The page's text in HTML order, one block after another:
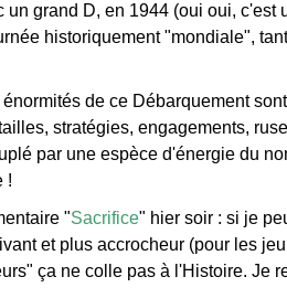
un grand D, en 1944 (oui oui, c'est
historiquement "mondiale",
de ce Débarquement
stratégies, engagements,
par une espèce d'énergie du
!
"Sacrifice" hier soir : si je
et plus accrocheur (pour les
ça ne colle pas à l'Histoire. Je